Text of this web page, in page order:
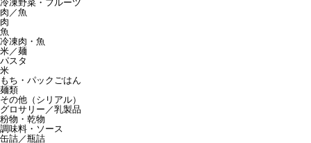
冷凍野菜・フルーツ
肉／魚
肉
魚
冷凍肉・魚
米／麺
パスタ
米
もち・パックごはん
麺類
その他（シリアル）
グロサリー／乳製品
粉物・乾物
調味料・ソース
缶詰／瓶詰